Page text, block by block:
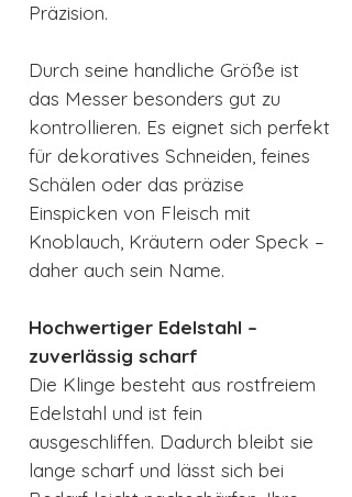
Präzision.
Durch seine handliche Größe ist
das Messer besonders gut zu
kontrollieren. Es eignet sich perfekt
für dekoratives Schneiden, feines
Schälen oder das präzise
Einspicken von Fleisch mit
Knoblauch, Kräutern oder Speck –
daher auch sein Name.
Hochwertiger Edelstahl –
zuverlässig scharf
Die Klinge besteht aus rostfreiem
Edelstahl und ist fein
ausgeschliffen. Dadurch bleibt sie
lange scharf und lässt sich bei